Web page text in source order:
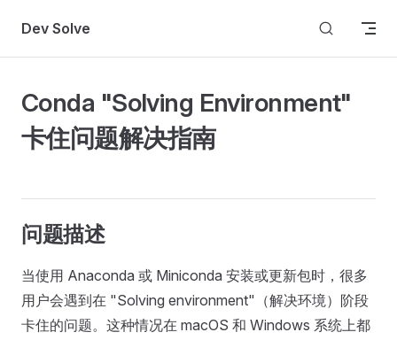
Skip to content
Dev Solve
Conda "Solving Environment"
卡住问题解决指南
问题描述
当使用 Anaconda 或 Miniconda 安装或更新包时，很多
用户会遇到在 "Solving environment"（解决环境）阶段
卡住的问题。这种情况在 macOS 和 Windows 系统上都